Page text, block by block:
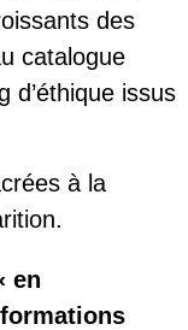
des
catalogue
d’éthique issus
à la
en